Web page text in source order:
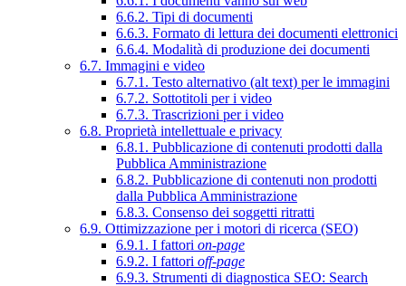
6.6.2. Tipi di documenti
6.6.3. Formato di lettura dei documenti elettronici
6.6.4. Modalità di produzione dei documenti
6.7. Immagini e video
6.7.1. Testo alternativo (alt text) per le immagini
6.7.2. Sottotitoli per i video
6.7.3. Trascrizioni per i video
6.8. Proprietà intellettuale e privacy
6.8.1. Pubblicazione di contenuti prodotti dalla
Pubblica Amministrazione
6.8.2. Pubblicazione di contenuti non prodotti
dalla Pubblica Amministrazione
6.8.3. Consenso dei soggetti ritratti
6.9. Ottimizzazione per i motori di ricerca (SEO)
6.9.1. I fattori on-page
6.9.2. I fattori off-page
6.9.3. Strumenti di diagnostica SEO: Search